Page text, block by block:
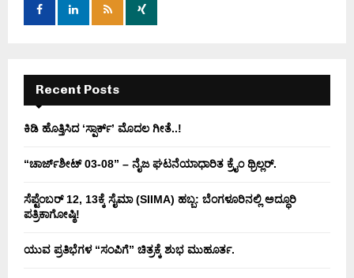
:
H
Recent Posts
ಕಿಡಿ‌‌ ಹೊತ್ತಿಸಿದ ‘ಸ್ಪಾರ್ಕ್’ ಮೊದಲ‌ ಗೀತೆ..!
“ಚಾರ್ಜ್‌ಶೀಟ್ 03-08” – ನೈಜ ಘಟನೆಯಾಧಾರಿತ ಕ್ರೈಂ ಥ್ರಿಲ್ಲರ್.
ಸೆಪ್ಟೆಂಬರ್ 12, 13ಕ್ಕೆ ಸೈಮಾ (SIIMA) ಹಬ್ಬ: ಬೆಂಗಳೂರಿನಲ್ಲಿ ಅದ್ಧೂರಿ
ಪತ್ರಿಕಾಗೋಷ್ಠಿ!
ಯುವ ಪ್ರತಿಭೆಗಳ “ಸಂಪಿಗೆ” ಚಿತ್ರಕ್ಕೆ ಶುಭ ಮುಹೂರ್ತ.